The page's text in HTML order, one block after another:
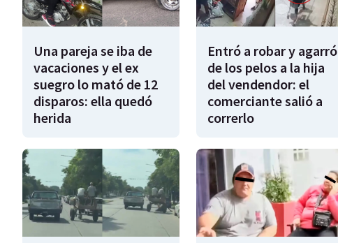
Una pareja se iba de
vacaciones y el ex
suegro lo mató de 12
disparos: ella quedó
herida
Entró a robar y agarró
de los pelos a la hija
del vendendor: el
comerciante salió a
correrlo